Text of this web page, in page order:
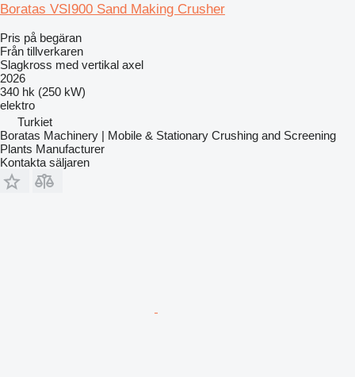
Boratas VSI900 Sand Making Crusher
Pris på begäran
Från tillverkaren
Slagkross med vertikal axel
2026
340 hk (250 kW)
elektro
Turkiet
Boratas Machinery | Mobile & Stationary Crushing and Screening
Plants Manufacturer
Kontakta säljaren